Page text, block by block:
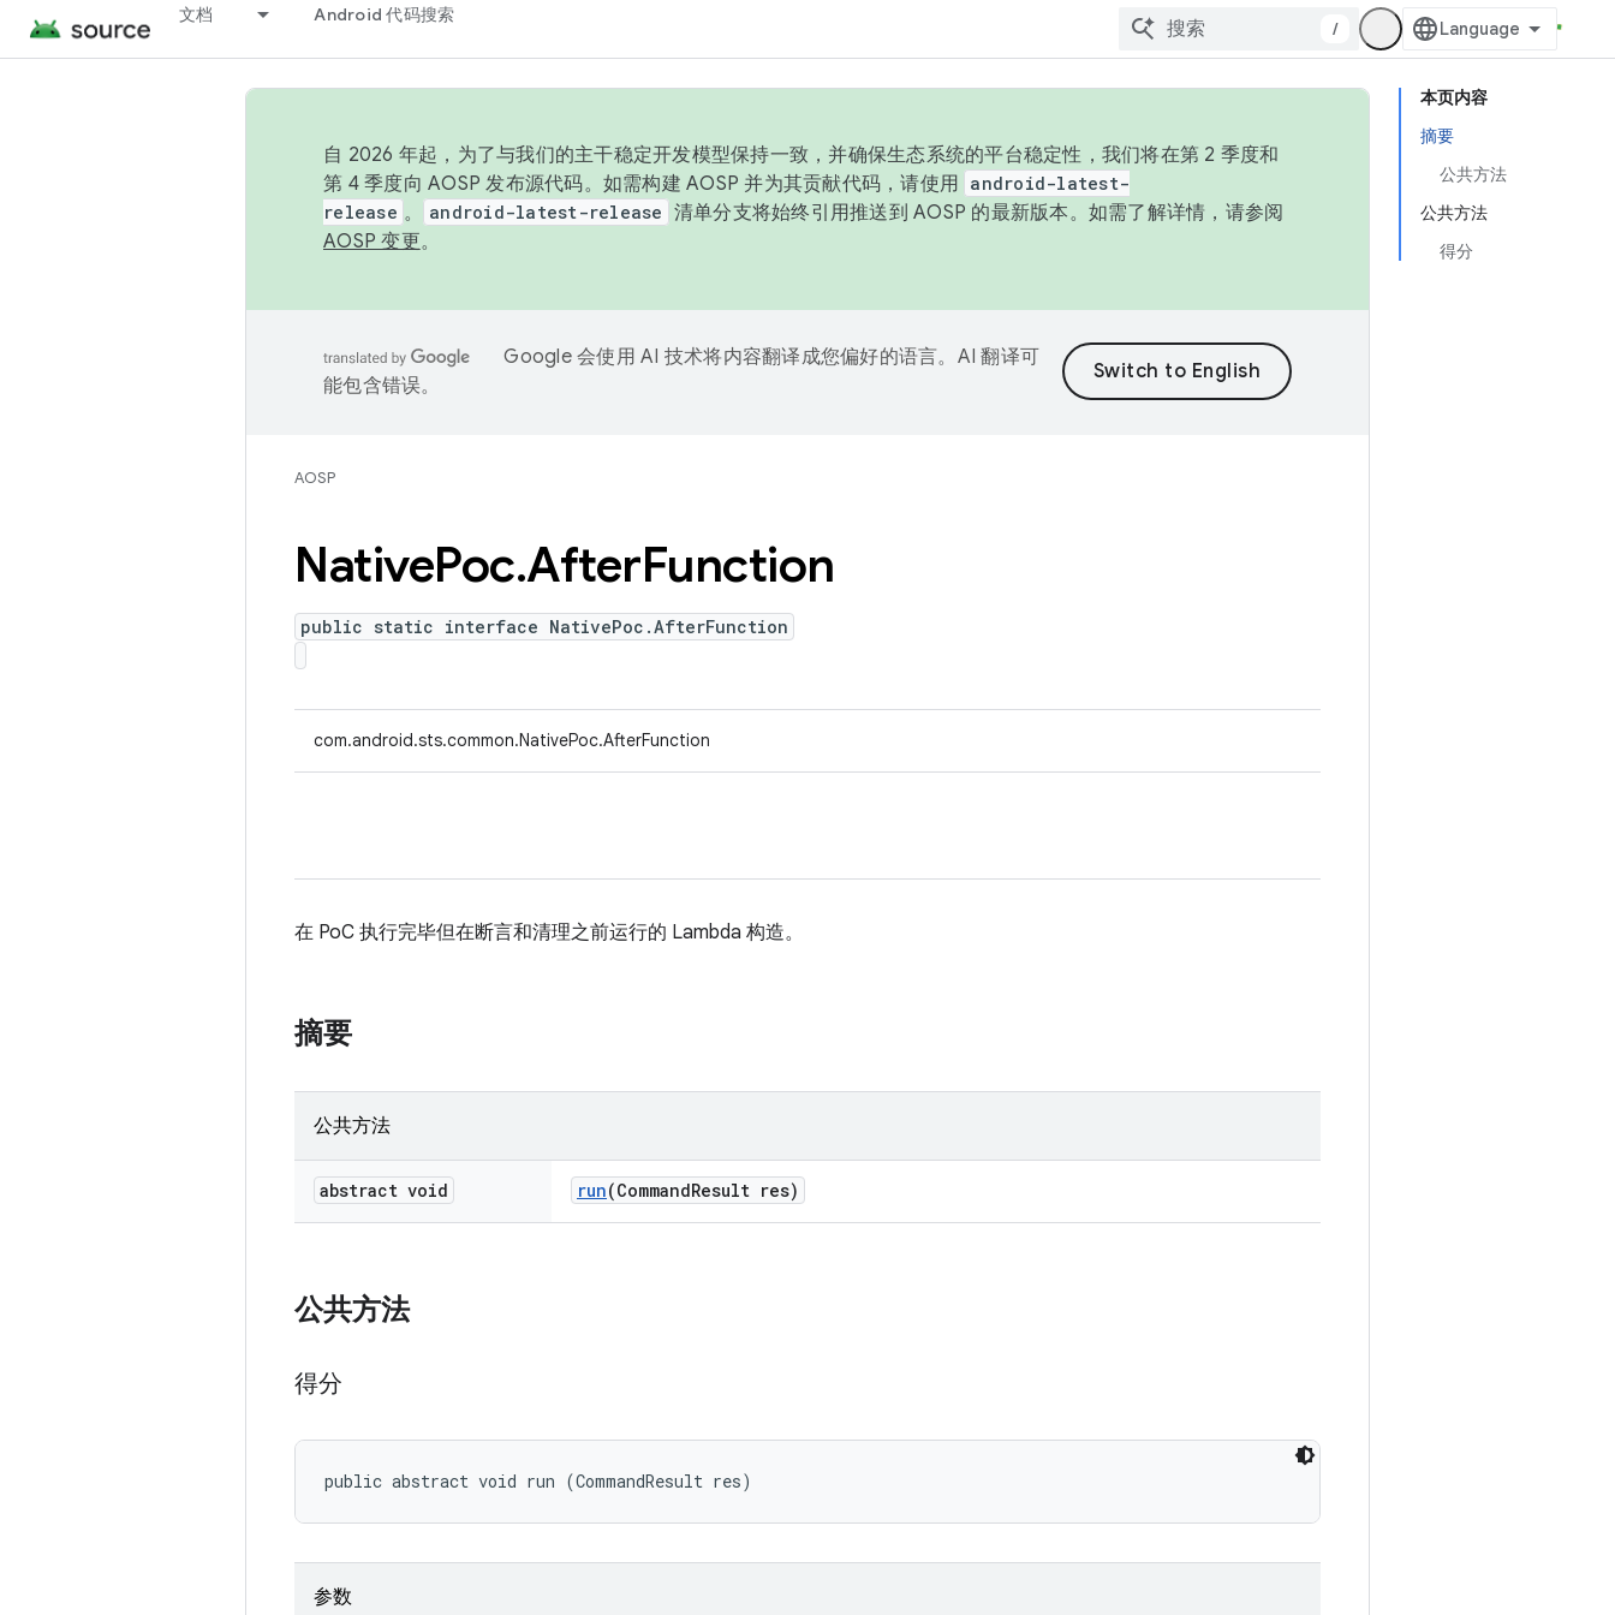
文档 Android 代码搜索
/
本页内容
摘要
公共方法
公共方法
得分
自 2026 年起，为了与我们的主干稳定开发模型保持一致，并确保生态系统的平台稳定性，我们将在第 2 季度和
第 4 季度向 AOSP 发布源代码。如需构建 AOSP 并为其贡献代码，请使用 android-latest-
release 。 android-latest-release 清单分支将始终引用推送到 AOSP 的最新版本。如需了解详情，请参阅
AOSP 变更。
Google 会使用 AI 技术将内容翻译成您偏好的语言。AI 翻译可
能包含错误。
AOSP
NativePoc.AfterFunction
public static interface NativePoc.AfterFunction
com.android.sts.common.NativePoc.AfterFunction
在 PoC 执行完毕但在断言和清理之前运行的 Lambda 构造。
摘要
公共方法
abstract void run(CommandResult res)
公共方法
得分
public abstract void run (CommandResult res)
参数